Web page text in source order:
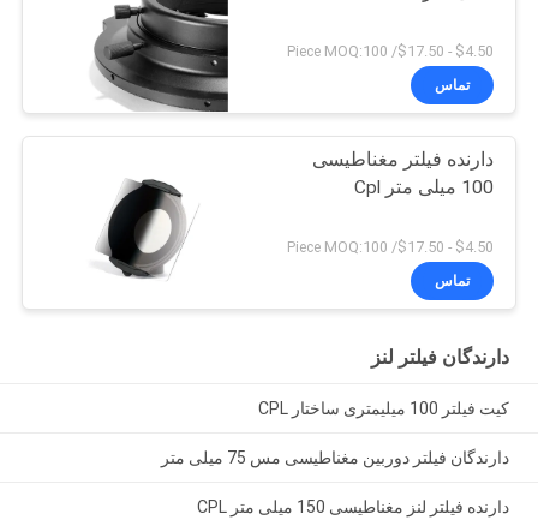
$4.50 - $17.50/ Piece MOQ:100
تماس
دارنده فیلتر مغناطیسی
100 میلی متر Cpl
$4.50 - $17.50/ Piece MOQ:100
تماس
دارندگان فیلتر لنز
کیت فیلتر 100 میلیمتری ساختار CPL
دارندگان فیلتر دوربین مغناطیسی مس 75 میلی متر
دارنده فیلتر لنز مغناطیسی 150 میلی متر CPL